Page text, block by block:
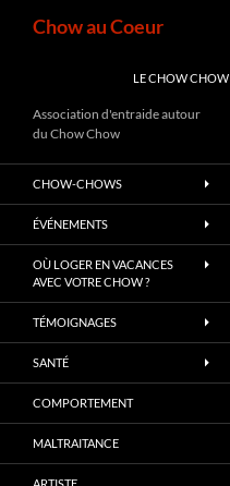
Chow au Coeur
LE CHOW CHOW
Association d'entraide autour
du Chow Chow
CHOW-CHOWS
ÉVÉNEMENTS
OÙ LOGER EN VACANCES
AVEC VOTRE CHOW ?
TÉMOIGNAGES
SANTÉ
COMPORTEMENT
MALTRAITANCE